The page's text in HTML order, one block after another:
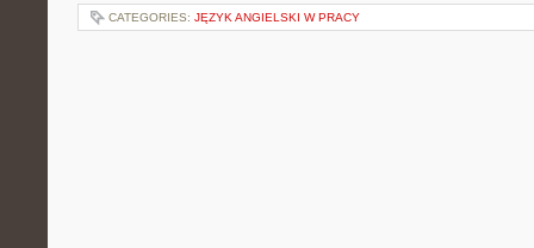
CATEGORIES: JĘZYK ANGIELSKI W PRACY